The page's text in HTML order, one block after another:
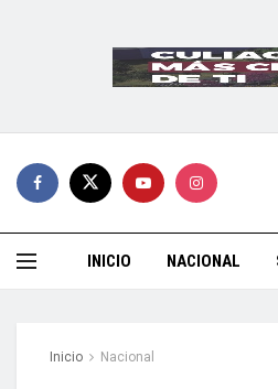
INICIO NACIONAL
Inicio Nacional